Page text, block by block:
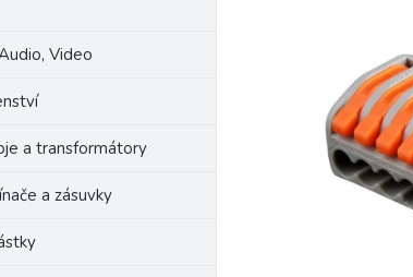
Video
a transformátory
a zásuvky